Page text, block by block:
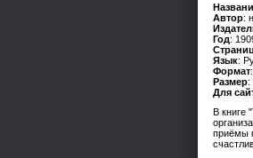
Автор:
Год:
Страниц
Язык:
Формат
Размер:
Для
В книге
приёмы